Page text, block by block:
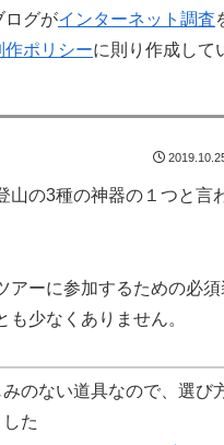
ログがインターネット調査
作ポリシーに則り作成して
山の3種の神器の１つと言
アーに参加するための必
も少なくありません。
のない道具なので、選び
た